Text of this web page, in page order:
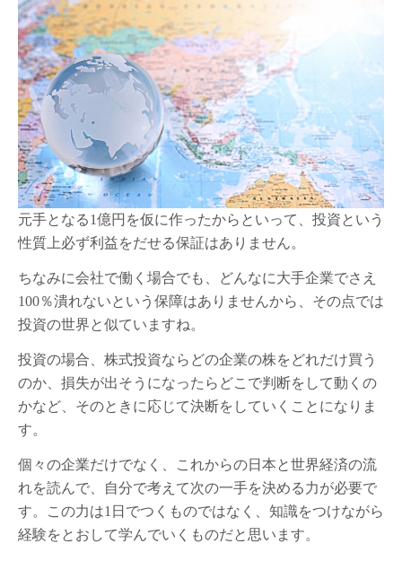
元手となる1億円を仮に作ったからといって、投資という
性質上必ず利益をだせる保証はありません。
ちなみに会社で働く場合でも、どんなに大手企業でさえ
100％潰れないという保障はありませんから、その点では
投資の世界と似ていますね。
投資の場合、株式投資ならどの企業の株をどれだけ買う
のか、損失が出そうになったらどこで判断をして動くの
かなど、そのときに応じて決断をしていくことになりま
す。
個々の企業だけでなく、これからの日本と世界経済の流
れを読んで、自分で考えて次の一手を決める力が必要で
す。この力は1日でつくものではなく、知識をつけながら
経験をとおして学んでいくものだと思います。